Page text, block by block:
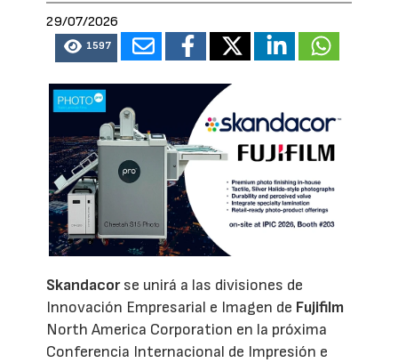
29/07/2026
1597
Skandacorse unirá a las divisiones de
Innovación Empresarial e Imagen de Fujifilm
North America Corporation en la próxima
Conferencia Internacional de Impresión e